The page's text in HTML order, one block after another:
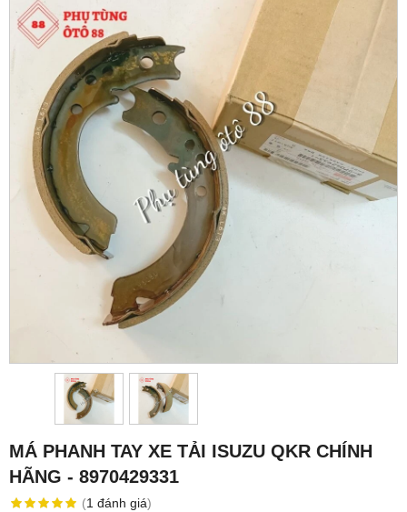
MÁ PHANH TAY XE TẢI ISUZU QKR CHÍNH
HÃNG - 8970429331
(1 đánh giá)